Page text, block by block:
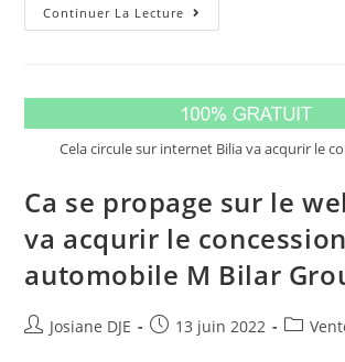
Continuer La Lecture Vous
Aimerez
Tout
Ce
Que
Vous
Sur
Le
Prix
Canada
Cela circule sur internet Bilia va acqurir le
Ca se propage sur le
va acqurir le
automobile M Bilar
Auteur/autrice
Josiane DJE
Post13 juin 2022
Post